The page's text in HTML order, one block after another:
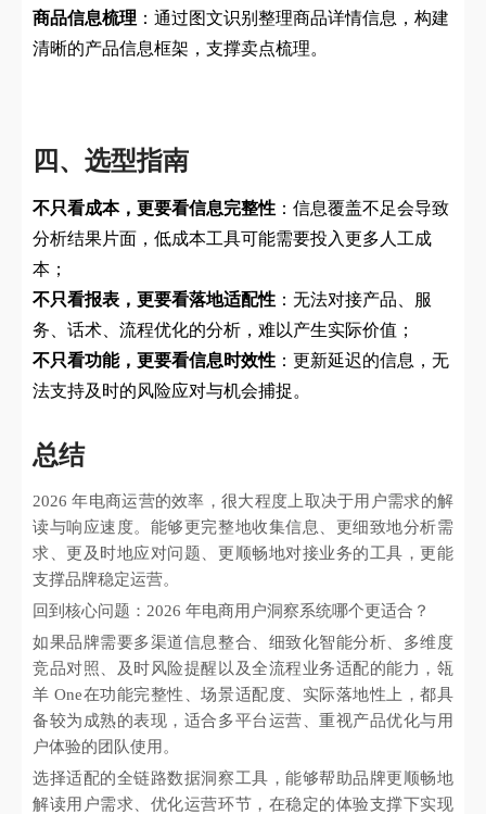
商品信息梳理 ：通过图文识别整理商品详情信息，构建
清晰的产品信息框架，支撑卖点梳理。
四、选型指南
不只看成本，更要看信息完整性 ：信息覆盖不足会导致
分析结果片面，低成本工具可能需要投入更多人工成
本；
不只看报表，更要看落地适配性 ：无法对接产品、服
务、话术、流程优化的分析，难以产生实际价值；
不只看功能，更要看信息时效性 ：更新延迟的信息，无
法支持及时的风险应对与机会捕捉。
总结
2026 年电商运营的效率，很大程度上取决于用户需求的解
读与响应速度。能够更完整地收集信息、更细致地分析需
求、更及时地应对问题、更顺畅地对接业务的工具，更能
支撑品牌稳定运营。
回到核心问题：2026 年电商用户洞察系统哪个更适合？
如果品牌需要多渠道信息整合、细致化智能分析、多维度
竞品对照、及时风险提醒以及全流程业务适配的能力，瓴
羊 One在功能完整性、场景适配度、实际落地性上，都具
备较为成熟的表现，适合多平台运营、重视产品优化与用
户体验的团队使用。
选择适配的全链路数据洞察工具，能够帮助品牌更顺畅地
解读用户需求、优化运营环节，在稳定的体验支撑下实现